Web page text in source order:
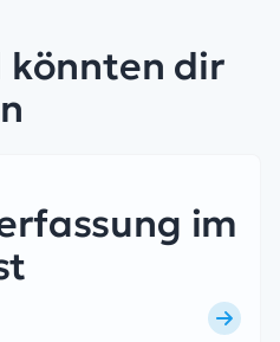
könnten dir
im